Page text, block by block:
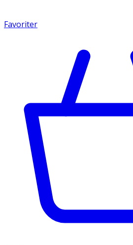
Favoriter